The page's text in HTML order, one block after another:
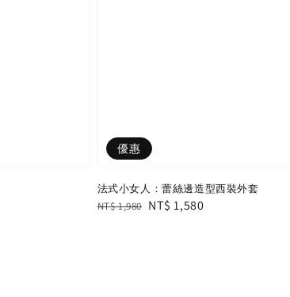
優惠
法式小女人：蕾絲邊造型西裝外套
Regular
NT$ 1,980 Sale
NT$ 1,580